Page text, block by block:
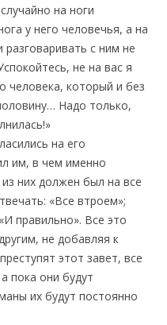
на ноги
у него человечья, а на
с ним не
не на вас я
человека, который и без
Надо только,
на его
им, в чем именно
них должен был на все
«Все втроем»;
правильно». Все это
не добавляя к
этот завет, все
пока они будут
их будут постоянно